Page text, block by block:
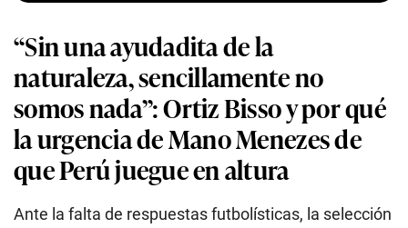
“Sin una ayudadita de la
naturaleza, sencillamente no
somos nada”: Ortiz Bisso y por qué
la urgencia de Mano Menezes de
que Perú juegue en altura
Ante la falta de respuestas futbolísticas, la selección